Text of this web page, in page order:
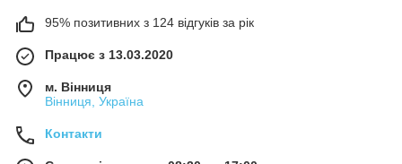
95% позитивних з 124 відгуків за рік
Працює з 13.03.2020
м. Вінниця
Вінниця, Україна
Контакти